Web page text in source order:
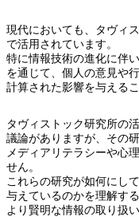
現代においても、タヴィ
で活用されています。
特に情報技術の進化に伴
を通じて、個人の意見や
計算された影響を与える
タヴィストック研究所の
議論がありますが、その
メディアリテラシーや心
せん。
これらの研究が如何にし
与えているのかを理解す
より賢明な情報の取り扱